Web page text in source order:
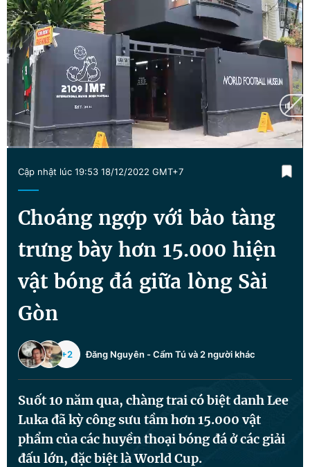
Chuyên mục
Chuyên mục khác
Chào ngày mới Tin 24h
Tin thị trường Tin 360
Video Magazine
Sản phẩm khác
Tiện ích Bạn cần biết
Đọc Thanh Niên trên điện thoại
Thông tin tài khoản
Đổi mật khẩu
Tin đã lưu
Tin đã xem
Đăng xuất
Time
Cập nhật lúc 19:53 18/12/2022 GMT+7
Choáng ngợp với bảo tàng
trưng bày hơn 15.000 hiện
vật bóng đá giữa lòng Sài
Gòn
+2 Đăng Nguyên -Cẩm Tú và 2 người khác
Suốt 10 năm qua, chàng trai có biệt danh Lee
Luka đã kỳ công sưu tầm hơn 15.000 vật
phẩm của các huyền thoại bóng đá ở các giải
đấu lớn, đặc biệt là World Cup.